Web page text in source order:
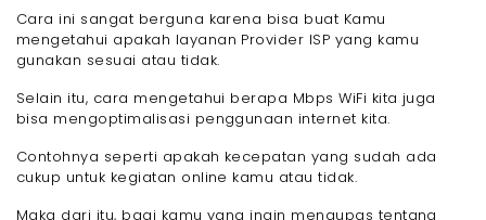
- 4. Perencanaan Upgrade
- 5. Kepuasan Pengguna
Cara Mengetahui Berapa Mbps WiFi Kita
Persiapan Sebelum Menggunakan Cara Mengetahui
Berapa Mbps WiFi Kita
- 1. Restart Router Sebelum Menggunakan Cara
- 2. Restart Perangkat yang Terhubung dengan
WiFi
- 3. Bersihkan Cache pada Perangkat Kamu
Cara ini sangat berguna karena bisa buat Kamu
mengetahui apakah layanan Provider ISP yang kamu
gunakan sesuai atau tidak.
Selain itu, cara mengetahui berapa Mbps WiFi kita juga
bisa mengoptimalisasi penggunaan internet kita.
Contohnya seperti apakah kecepatan yang sudah ada
cukup untuk kegiatan online kamu atau tidak.
Maka dari itu, bagi kamu yang ingin mengupas tentang